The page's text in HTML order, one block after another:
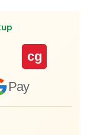
Pay
cg